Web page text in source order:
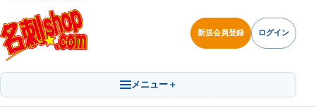
新規会員登録 ログイン
メニュー